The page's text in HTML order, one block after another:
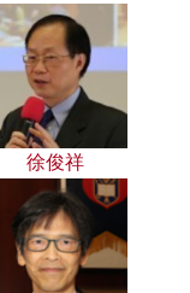
徐俊祥